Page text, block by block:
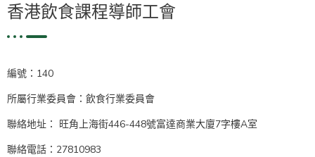
香港飲食課程導師工會
編號：140
所屬行業委員會：飲食行業委員會
聯絡地址： 旺角上海街446-448號富達商業大廈7字樓A室
聯絡電話：27810983